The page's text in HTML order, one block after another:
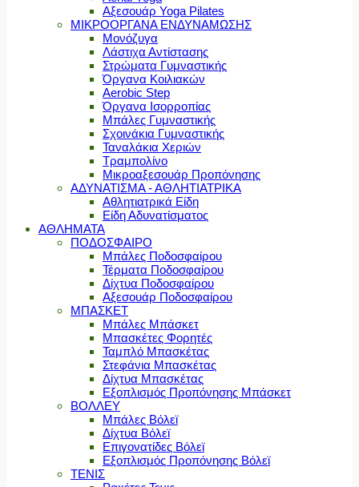
Αξεσουάρ Yoga Pilates
ΜΙΚΡΟΟΡΓΑΝΑ ΕΝΔΥΝΑΜΩΣΗΣ
Μονόζυγα
Λάστιχα Αντίστασης
Στρώματα Γυμναστικής
Όργανα Κοιλιακών
Aerobic Step
Όργανα Ισορροπίας
Μπάλες Γυμναστικής
Σχοινάκια Γυμναστικής
Ταναλάκια Χεριών
Τραμπολίνο
Μικροαξεσουάρ Προπόνησης
ΑΔΥΝΑΤΙΣΜΑ - ΑΘΛΗΤΙΑΤΡΙΚΑ
Αθλητιατρικά Είδη
Είδη Αδυνατίσματος
ΑΘΛΗΜΑΤΑ
ΠΟΔΟΣΦΑΙΡΟ
Μπάλες Ποδοσφαίρου
Τέρματα Ποδοσφαίρου
Δίχτυα Ποδοσφαίρου
Αξεσουάρ Ποδοσφαίρου
ΜΠΑΣΚΕΤ
Μπάλες Μπάσκετ
Μπασκέτες Φορητές
Ταμπλό Μπασκέτας
Στεφάνια Μπασκέτας
Δίχτυα Μπασκέτας
Εξοπλισμός Προπόνησης Μπάσκετ
ΒΟΛΛΕΥ
Μπάλες Βόλεϊ
Δίχτυα Βόλεϊ
Επιγονατίδες Βόλεϊ
Εξοπλισμός Προπόνησης Βόλεϊ
ΤΕΝΙΣ